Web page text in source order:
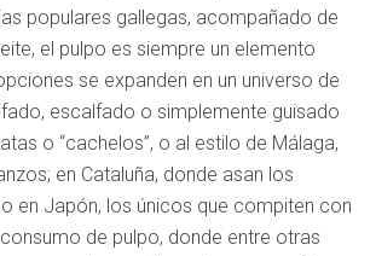
populares gallegas, acompañado de
el pulpo es siempre un elemento
se expanden en un universo de
escalfado o simplemente guisado
o “cachelos”, o al estilo de Málaga,
en Cataluña, donde asan los
en Japón, los únicos que compiten con
de pulpo, donde entre otras